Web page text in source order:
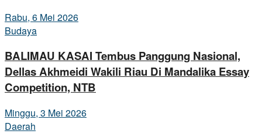
Rabu, 6 Mei 2026
Budaya
BALIMAU KASAI Tembus Panggung Nasional,
Dellas Akhmeidi Wakili Riau Di Mandalika Essay
Competition, NTB
Minggu, 3 Mei 2026
Daerah